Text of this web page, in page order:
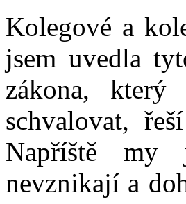
Kolegové a
jsem uvedla
zákona,
schvalovat,
Napříště my
nevznikají a